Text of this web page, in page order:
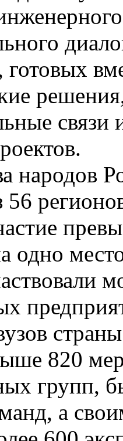
готовых
связи
народов
56
одно
820
групп,
а